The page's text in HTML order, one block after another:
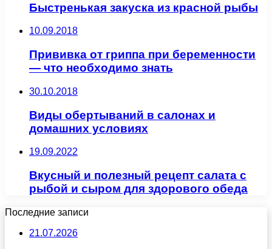
Быстренькая закуска из красной рыбы
10.09.2018
Прививка от гриппа при беременности
— что необходимо знать
30.10.2018
Виды обертываний в салонах и
домашних условиях
19.09.2022
Вкусный и полезный рецепт салата с
рыбой и сыром для здорового обеда
Последние записи
21.07.2026